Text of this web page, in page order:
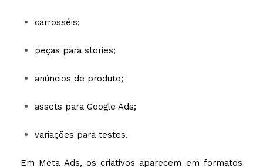
carrosséis;
peças para stories;
anúncios de produto;
assets para Google Ads;
variações para testes.
Em Meta Ads, os criativos aparecem em formatos